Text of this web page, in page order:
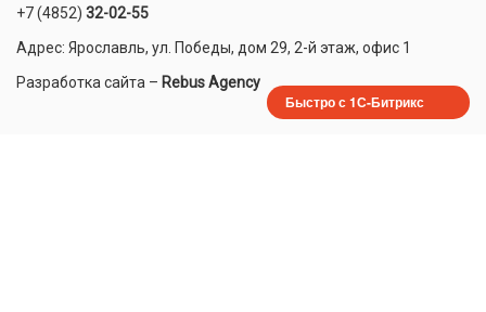
+7 (4852) 32-02-55
Адрес: Ярославль, ул. Победы, дом 29, 2-й этаж, офис 1
Разработка сайта – Rebus Agency
Быстро с 1С-Битрикс